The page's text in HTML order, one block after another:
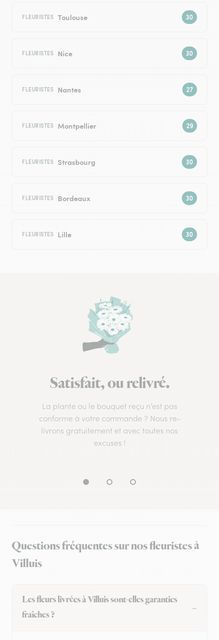
FLEURISTES Toulouse
FLEURISTES Nice
FLEURISTES Nantes
FLEURISTES Montpellier
FLEURISTES Strasbourg
FLEURISTES Bordeaux
FLEURISTES Lille
Satisfait, ou relivré.
La plante ou le bouquet reçu n’est pas
conforme à votre commande ? Nous re-
livrons gratuitement et avec toutes nos
excuses !
Questions fréquentes sur nos fleuristes à
Villuis
Les fleurs livrées à Villuis sont-elles garanties
fraîches ?